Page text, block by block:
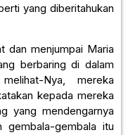
yang diberitahukan
dan menjumpai Maria
berbaring di dalam
Nya, mereka
kepada mereka
yang mendengarnya
gembala-gembala itu